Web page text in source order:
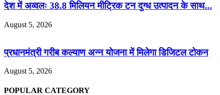
देश में अव्वलः 38.8 मिलियन मीट्रिक टन दुग्ध उत्पादन के साथ...
August 5, 2026
प्रधानमंत्री गरीब कल्याण अन्न योजना में मिलेगा डिजिटल टोकन
August 5, 2026
POPULAR CATEGORY